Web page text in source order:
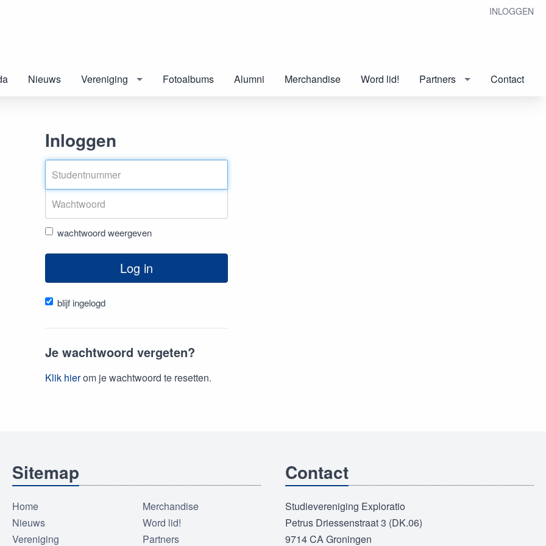
INLOGGEN
Nieuws Vereniging Fotoalbums Alumni Merchandise Word lid! Partners Contact
Inloggen
wachtwoord weergeven
Log in
blijf ingelogd
Je wachtwoord vergeten?
Klik hierom je wachtwoord te resetten.
Sitemap
Home
Nieuws
Vereniging
Merchandise
Word lid!
Partners
Contact
Studievereniging Exploratio
Petrus Driessenstraat 3 (DK.06)
9714 CA Groningen